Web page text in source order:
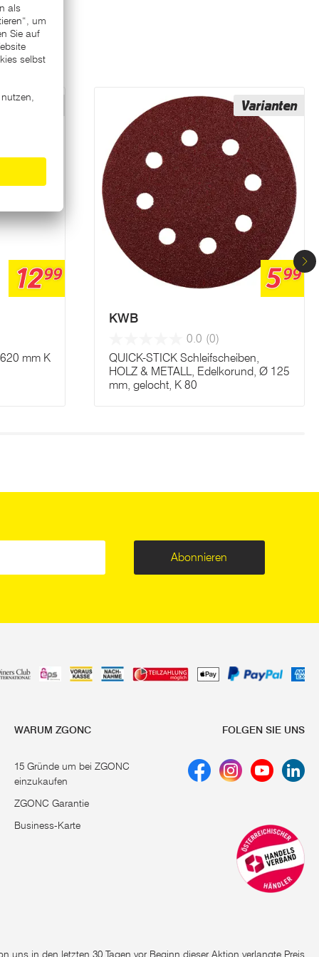
Varianten
1299
mm K
Varianten
599
KWB
0.0 (0)
QUICK-STICK Schleifscheiben,
HOLZ & METALL, Edelkorund, Ø 125
mm, gelocht, K 80
Abonnieren
WARUM ZGONC
15 Gründe um bei ZGONC
einzukaufen
ZGONC Garantie
Business-Karte
FOLGEN SIE UNS
uns in den letzten 30 Tagen vor Beginn dieser Aktion verlangte Preis